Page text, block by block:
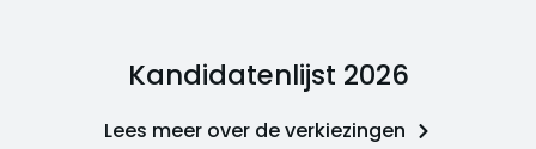
Kandidatenlijst 2026
Lees meer over de verkiezingen